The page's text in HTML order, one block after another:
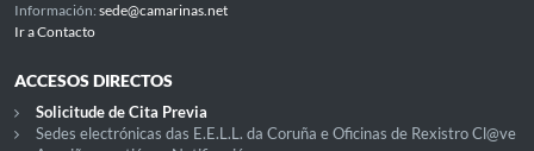
Información: sede@camarinas.net
Ir a Contacto
ACCESOS DIRECTOS
Solicitude de Cita Previa
Sedes electrónicas das E.E.L.L. da Coruña e Oficinas de Rexistro Cl@ve